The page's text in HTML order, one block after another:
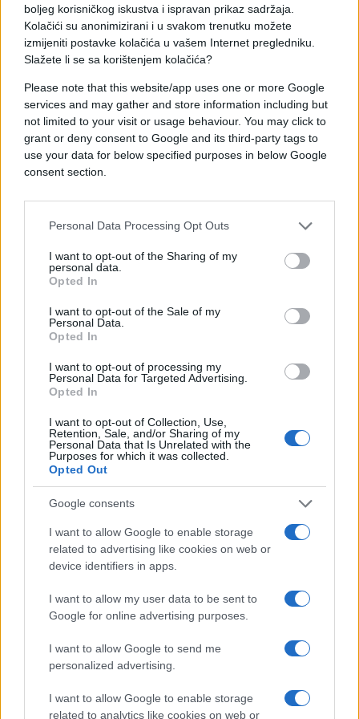
boljeg korisničkog iskustva i ispravan prikaz sadržaja.
Kolačići su anonimizirani i u svakom trenutku možete
izmijeniti postavke kolačića u vašem Internet pregledniku.
Slažete li se sa korištenjem kolačića?
Please note that this website/app uses one or more Google
services and may gather and store information including but
not limited to your visit or usage behaviour. You may click to
grant or deny consent to Google and its third-party tags to
use your data for below specified purposes in below Google
consent section.
Personal Data Processing Opt Outs
I want to opt-out of the Sharing of my
personal data.
Opted In
I want to opt-out of the Sale of my
Personal Data.
Opted In
I want to opt-out of processing my
Personal Data for Targeted Advertising.
Opted In
I want to opt-out of Collection, Use,
Retention, Sale, and/or Sharing of my
Personal Data that Is Unrelated with the
Purposes for which it was collected.
Opted Out
Google consents
I want to allow Google to enable storage
related to advertising like cookies on web or
device identifiers in apps.
I want to allow my user data to be sent to
Google for online advertising purposes.
I want to allow Google to send me
personalized advertising.
I want to allow Google to enable storage
related to analytics like cookies on web or
zadržavanja nisu duža od 30 minuta, saopćeno je iz
IC BIHAMK-a.
#BIHAMK #saobraćaj